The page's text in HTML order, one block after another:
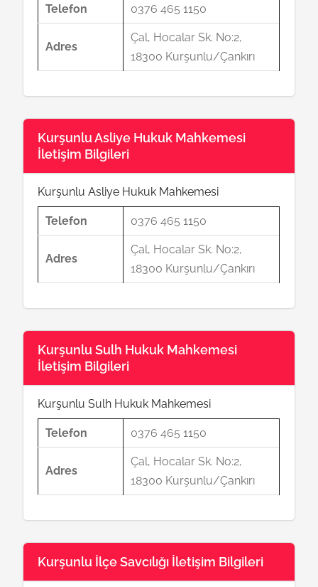
Telefon 0376 465 1150
Adres
Çal, Hocalar Sk. No:2,
18300 Kurşunlu/Çankırı
Kurşunlu Asliye Hukuk Mahkemesi
İletişim Bilgileri
Kurşunlu Asliye Hukuk Mahkemesi
Telefon 0376 465 1150
Adres
Çal, Hocalar Sk. No:2,
18300 Kurşunlu/Çankırı
Kurşunlu Sulh Hukuk Mahkemesi
İletişim Bilgileri
Kurşunlu Sulh Hukuk Mahkemesi
Telefon 0376 465 1150
Adres
Çal, Hocalar Sk. No:2,
18300 Kurşunlu/Çankırı
Kurşunlu İlçe Savcılığı İletişim Bilgileri